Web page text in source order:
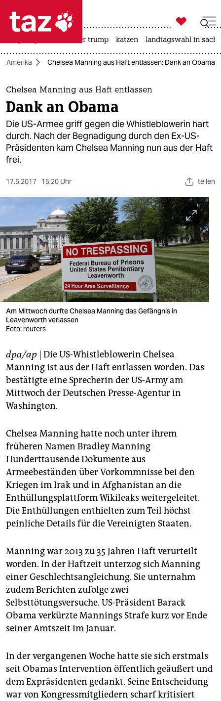
 taz zahl ich
taz zahl ich
themen
politik
öko
gesellschaft
kultur
sport
berlin
nord
wahrheit
verlag
verlag
veranstaltungen
fragen & hilfe
unterstützen
abo
epaper login

taz zahl ich
usa unter trump katzen landtagswahl in
Amerika Chelsea Manning aus Haft entlassen: Dank an Obama
Chelsea Manning aus Haft entlassen
Dank an Obama
Die US-Armee griff gegen die Whistleblowerin hart
durch. Nach der Begnadigung durch den Ex-US-
Präsidenten kam Chelsea Manning nun aus der Haft
frei.
17.5.2017 15:20 Uhr teilen
Am Mittwoch durfte Chelsea Manning das Gefängnis in
Leavenworth verlassen
Foto: reuters
dpa/ap | Die US-Whistleblowerin Chelsea
Manning ist aus der Haft entlassen worden. Das
bestätigte eine Sprecherin der US-Army am
Mittwoch der Deutschen Presse-Agentur in
Washington.
Chelsea Manning hatte noch unter ihrem
früheren Namen Bradley Manning
Hunderttausende Dokumente aus
Armeebeständen über Vorkommnisse bei den
Kriegen im Irak und in Afghanistan an die
Enthüllungsplattform Wikileaks weitergeleitet.
Die Enthüllungen enthielten zum Teil höchst
peinliche Details für die Vereinigten Staaten.
Manning war 2013 zu 35 Jahren Haft verurteilt
worden. In der Haftzeit unterzog sich Manning
einer Geschlechtsangleichung. Sie unternahm
zudem Berichten zufolge zwei
Selbsttötungsversuche. US-Präsident Barack
Obama verkürzte Mannings Strafe kurz vor Ende
seiner Amtszeit im Januar.
In der vergangenen Woche hatte sie sich erstmals
seit Obamas Intervention öffentlich geäußert und
dem Expräsidenten gedankt. Seine Entscheidung
war von Kongressmitgliedern scharf kritisiert